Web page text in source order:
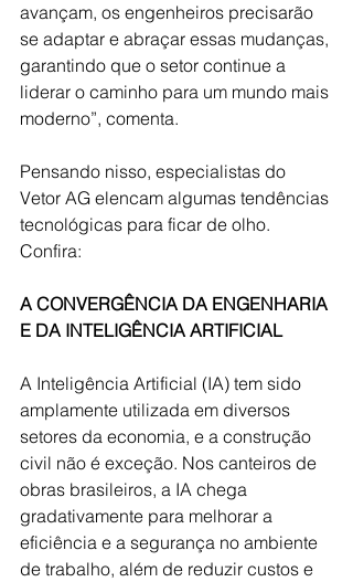
avançam, os engenheiros precisarão
se adaptar e abraçar essas mudanças,
garantindo que o setor continue a
liderar o caminho para um mundo mais
moderno”, comenta.
Pensando nisso, especialistas do
Vetor AG elencam algumas tendências
tecnológicas para ficar de olho.
Confira:
A CONVERGÊNCIA DA ENGENHARIA
E DA INTELIGÊNCIA ARTIFICIAL
A Inteligência Artificial (IA) tem sido
amplamente utilizada em diversos
setores da economia, e a construção
civil não é exceção. Nos canteiros de
obras brasileiros, a IA chega
gradativamente para melhorar a
eficiência e a segurança no ambiente
de trabalho, além de reduzir custos e